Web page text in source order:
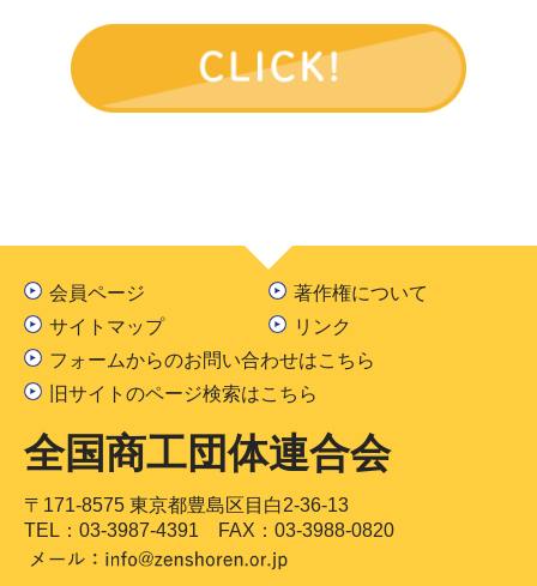
全国商工団体連合会
〒171-8575 東京都豊島区目白2-36-13
TEL： 03-3987-4391 FAX：03-3988-0820
会員ページ
著作権について
サイトマップ
リンク
フォームからのお問い合わせはこちら
旧サイトのページ検索はこちら